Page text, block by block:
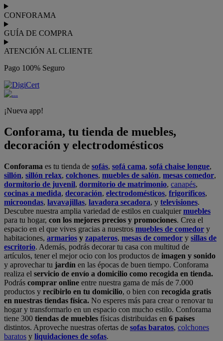
CONFORAMA
GUÍA DE COMPRA
ATENCIÓN AL CLIENTE
Pago 100% Seguro
¡Nueva app!
Conforama, tu tienda de muebles,
decoración y electrodomésticos
Conforama es tu tienda de sofás, sofá cama, sofá chaise longue,
sillón, sillón relax, colchones, muebles de salón, mesas comedor,
dormitorio de juvenil, dormitorio de matrimonio, canapés,
cocinas a medida, decoración, electrodomésticos, frigoríficos,
microondas, lavavajillas, lavadora secadora, y televisiones.
Descubre nuestra amplia variedad de estilos en cualquiermuebles
para tu hogar, con los mejores precios y promociones. Crea el
espacio en el que vives gracias a nuestros muebles de comedor y
habitaciones, armarios y zapateros, mesas de comedor y sillas de
escritorio. Además, podrás decorar tu casa con multitud de
artículos, tener el mejor ocio con los productos de imagen y sonido
y aprovechar tu jardín en las épocas de buen tiempo. Conforama
realiza el servicio de envío a domicilio como recogida en tienda.
Podrás comprar online entre nuestra gama de más de 7.000
productos y recibirlo en tu domicilio, o bien con recogida gratis
en nuestras tiendas física. No esperes más para crear o renovar tu
hogar y transformarlo en un espacio con mucho estilo. Conforama
tiene 300 tiendas de muebles físicas distribuidas en 6 países
distintos. Aproveche nuestras ofertas de sofas baratos, colchones
baratos y liquidaciones de sofas.